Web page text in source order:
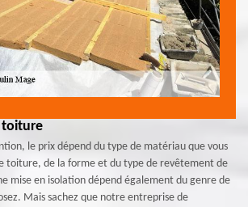
toiture
le prix dépend du type de matériau que vous
toiture, de la forme et du type de revêtement de
mise en isolation dépend également du genre de
Mais sachez que notre entreprise de